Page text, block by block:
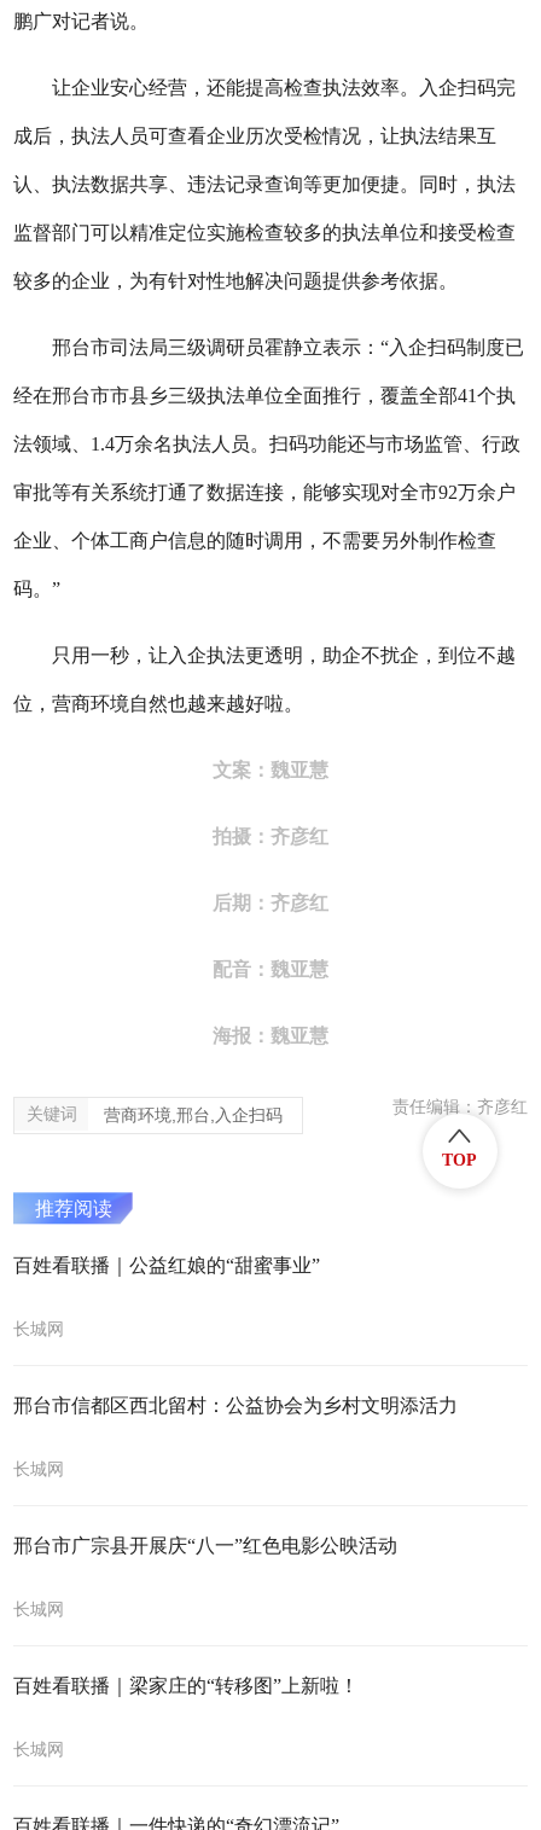
鹏广对记者说。
让企业安心经营，还能提高检查执法效率。入企扫码完
成后，执法人员可查看企业历次受检情况，让执法结果互
认、执法数据共享、违法记录查询等更加便捷。同时，执法
监督部门可以精准定位实施检查较多的执法单位和接受检查
较多的企业，为有针对性地解决问题提供参考依据。
邢台市司法局三级调研员霍静立表示：“入企扫码制度已
经在邢台市市县乡三级执法单位全面推行，覆盖全部41个执
法领域、1.4万余名执法人员。扫码功能还与市场监管、行政
审批等有关系统打通了数据连接，能够实现对全市92万余户
企业、个体工商户信息的随时调用，不需要另外制作检查
码。”
只用一秒，让入企执法更透明，助企不扰企，到位不越
位，营商环境自然也越来越好啦。
文案：魏亚慧
拍摄：齐彦红
后期： 齐彦红
配音： 魏亚慧
海报： 魏亚慧
关键词 营商环境,邢台,入企扫码 责任编辑：齐彦红
推荐阅读
百姓看联播｜公益红娘的“甜蜜事业”
长城网
邢台市信都区西北留村：公益协会为乡村文明添活力
长城网
邢台市广宗县开展庆“八一”红色电影公映活动
长城网
百姓看联播｜梁家庄的“转移图”上新啦！
长城网
百姓看联播｜一件快递的“奇幻漂流记”
TOP